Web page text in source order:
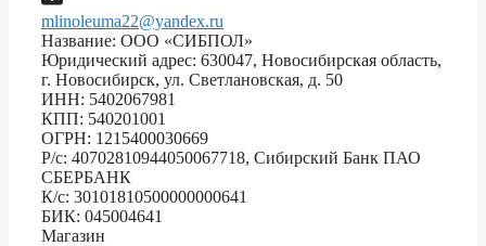
mlinoleuma22@yandex.ru
Название: ООО «СИБПОЛ»
Юридический адрес: 630047, Новосибирская область,
г. Новосибирск, ул. Светлановская, д. 50
ИНН: 5402067981
КПП: 540201001
ОГРН: 1215400030669
Р/с: 40702810944050067718, Сибирский Банк ПАО
СБЕРБАНК
К/с: 30101810500000000641
БИК: 045004641
Магазин